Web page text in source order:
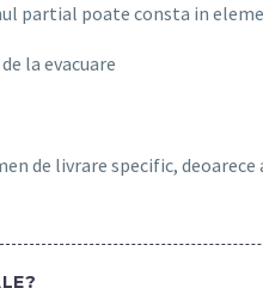
partial poate consta in
la evacuare
de livrare specific,